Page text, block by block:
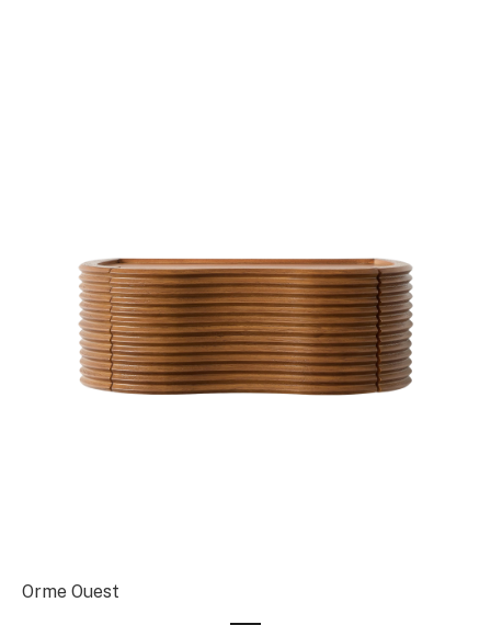
Orme Ouest